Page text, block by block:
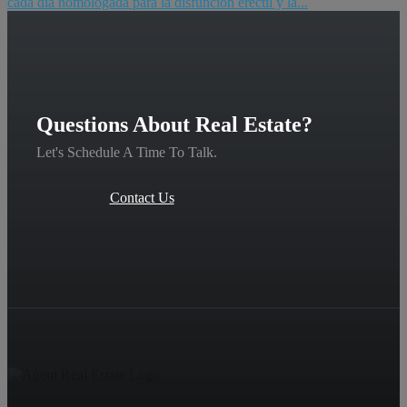
Questions About Real Estate?
Let's Schedule A Time To Talk.
Contact Us